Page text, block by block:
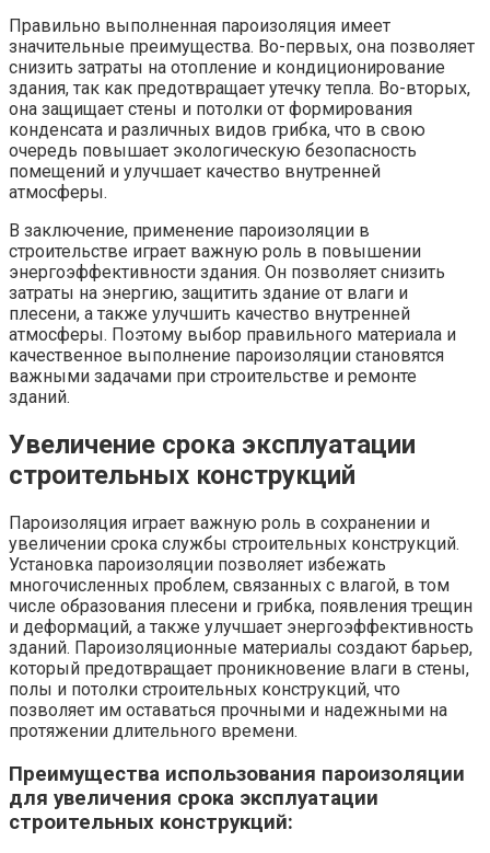
Правильно выполненная пароизоляция имеет
значительные преимущества. Во-первых, она позволяет
снизить затраты на отопление и кондиционирование
здания, так как предотвращает утечку тепла. Во-вторых,
она защищает стены и потолки от формирования
конденсата и различных видов грибка, что в свою
очередь повышает экологическую безопасность
помещений и улучшает качество внутренней
атмосферы.
В заключение, применение пароизоляции в
строительстве играет важную роль в повышении
энергоэффективности здания. Он позволяет снизить
затраты на энергию, защитить здание от влаги и
плесени, а также улучшить качество внутренней
атмосферы. Поэтому выбор правильного материала и
качественное выполнение пароизоляции становятся
важными задачами при строительстве и ремонте
зданий.
Увеличение срока эксплуатации
строительных конструкций
Пароизоляция играет важную роль в сохранении и
увеличении срока службы строительных конструкций.
Установка пароизоляции позволяет избежать
многочисленных проблем, связанных с влагой, в том
числе образования плесени и грибка, появления трещин
и деформаций, а также улучшает энергоэффективность
зданий. Пароизоляционные материалы создают барьер,
который предотвращает проникновение влаги в стены,
полы и потолки строительных конструкций, что
позволяет им оставаться прочными и надежными на
протяжении длительного времени.
Преимущества использования пароизоляции
для увеличения срока эксплуатации
строительных конструкций: